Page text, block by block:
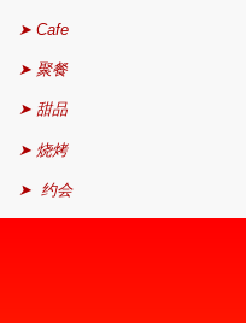
➤ Cafe
➤ 聚餐
➤ 甜品
➤ 烧烤
➤ 约会